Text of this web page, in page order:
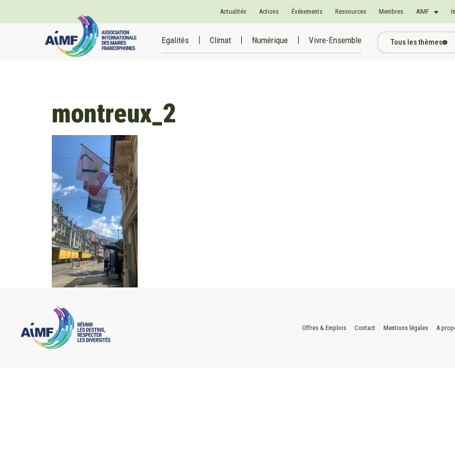
Actualités Actions Événements Ressources Membres AIMF
Egalités Climat Numérique Vivre-Ensemble Tous les thèmes
montreux_2
Offres & Emplois Contact Mentions légales A